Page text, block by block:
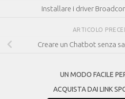
Installare i driver
ARTICOLO
Creare un Chatbot senza
UN MODO FACILE
ACQUISTA DAI LINK